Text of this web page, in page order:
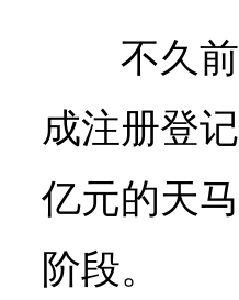
不久
成注册登
亿元的天
阶段。